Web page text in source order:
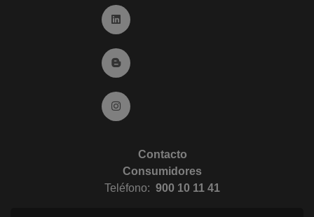
Ir a Linkedin (abre en ventana nueva)
Ir al Blog (abre en ventana nueva)
Ir a Instagram (abre en ventana nueva)
Contacto
Consumidores
Teléfono: 900 10 11 41